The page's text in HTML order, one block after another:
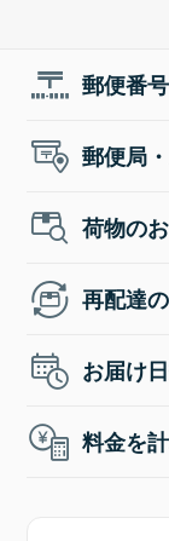
郵便番
郵便局
荷物の
再配達
お届け
料金を